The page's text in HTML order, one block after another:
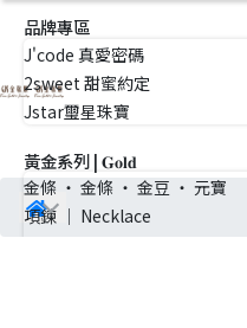
品牌專區
J'code 真愛密碼
2sweet 甜蜜約定
Jstar璽星珠寶
黃金系列 | 𝐆𝐨𝐥𝐝
金條 ・ 金條 ・ 金豆 ・ 元寶
項鍊 ｜ Necklace